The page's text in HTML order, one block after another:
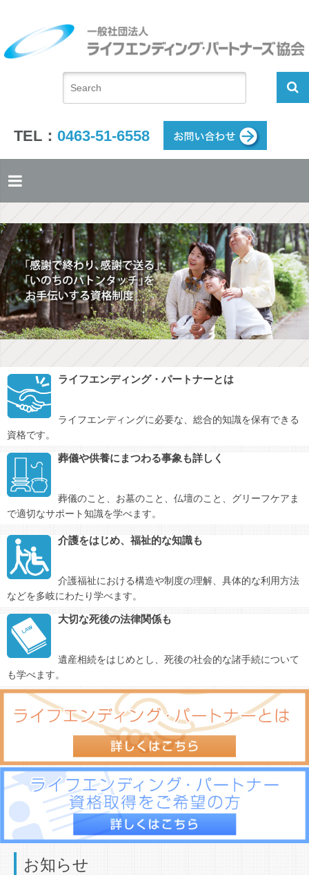
TEL： 0463-51-6558
ライフエンディング・パートナーとは
ライフエンディングに必要な、総合的知識を保有できる
資格です。
葬儀や供養にまつわる事象も詳しく
葬儀のこと、お墓のこと、仏壇のこと、グリーフケアま
で適切なサポート知識を学べます。
介護をはじめ、福祉的な知識も
介護福祉における構造や制度の理解、具体的な利用方法
などを多岐にわたり学べます。
大切な死後の法律関係も
遺産相続をはじめとし、死後の社会的な諸手続について
も学べます。
お知らせ